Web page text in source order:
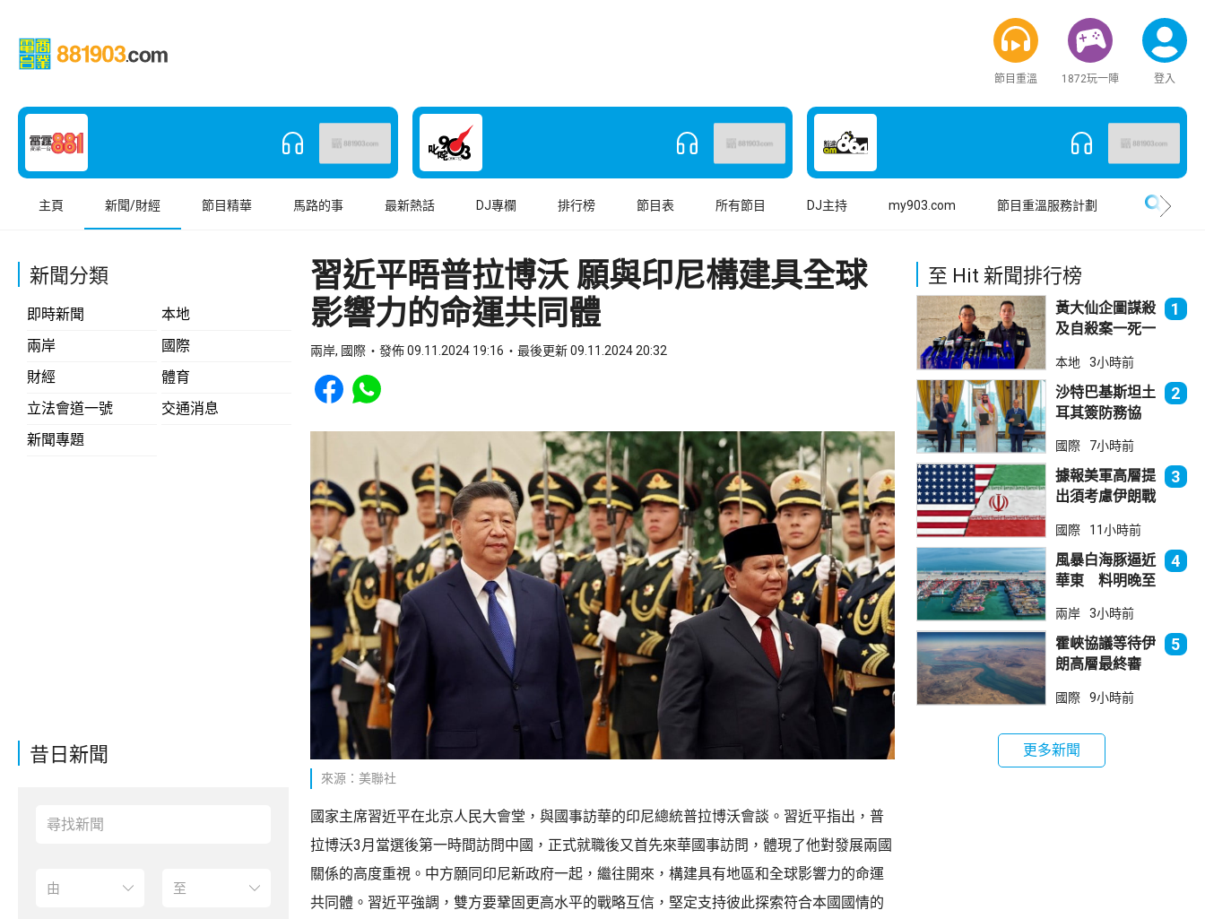
節目重溫 1872玩一陣 登入
主頁 新聞/財經 節目精華 馬路的事 最新熱話 DJ專欄 排行榜 節目表 所有節目 DJ主持 my903.com 節目重溫服務計劃
新聞分類
即時新聞
本地
兩岸
國際
財經
體育
立法會道一號
交通消息
新聞專題
昔日新聞
習近平晤普拉博沃 願與印尼構建具全球
影響力的命運共同體
兩岸, 國際 發佈 09.11.2024 19:16 最後更新 09.11.2024 20:32
Share to Facebook
Share to WhatsApp
來源：美聯社
國家主席習近平在北京人民大會堂，與國事訪華的印尼總統普拉博沃會談。習近平指出，普
拉博沃3月當選後第一時間訪問中國，正式就職後又首先來華國事訪問，體現了他對發展兩國
關係的高度重視。中方願同印尼新政府一起，繼往開來，構建具有地區和全球影響力的命運
共同體。習近平強調，雙方要鞏固更高水平的戰略互信，堅定支持彼此探索符合本國國情的
至 Hit 新聞排行榜
黃大仙企圖謀殺
及自殺案一死一
1
本地 3小時前
沙特巴基斯坦土
耳其簽防務協
林團結
2
國際 7小時前
據報美軍高層提
出須考慮伊朗戰
3
國際 11小時前
風暴白海豚逼近
華東 料明晚至
帶
4
兩岸 3小時前
霍峽協議等待伊
朗高層最終審
航道後解除封鎖
5
國際 9小時前
更多新聞